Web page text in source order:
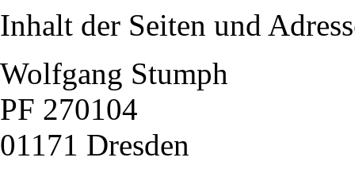
Inhalt der Seiten und
Wolfgang Stumph
PF 270104
01171 Dresden